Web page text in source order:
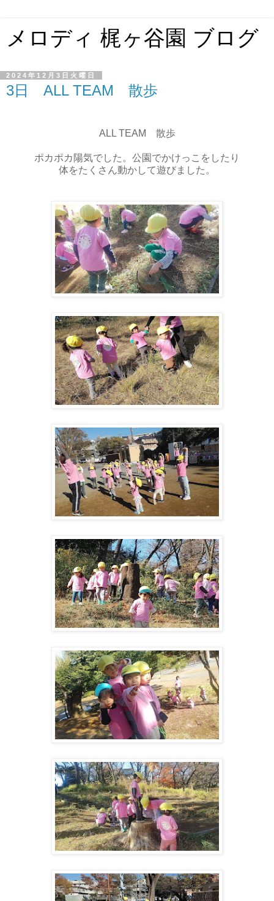
メロディ 梶ヶ谷園 ブログ
2024年12月3日火曜日
3日 ALL TEAM 散歩
ALL TEAM 散歩
ポカポカ陽気でした。公園でかけっこをしたり
体をたくさん動かして遊びました。